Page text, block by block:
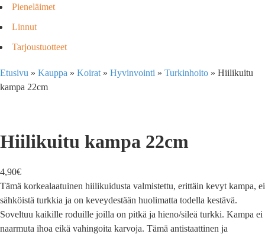
Pieneläimet
Linnut
Tarjoustuotteet
Etusivu » Kauppa » Koirat » Hyvinvointi » Turkinhoito » Hiilikuitu
kampa 22cm
Hiilikuitu kampa 22cm
4,90€
Tämä korkealaatuinen hiilikuidusta valmistettu, erittäin kevyt kampa, ei
sähköistä turkkia ja on keveydestään huolimatta todella kestävä.
Soveltuu kaikille roduille joilla on pitkä ja hieno/sileä turkki. Kampa ei
naarmuta ihoa eikä vahingoita karvoja. Tämä antistaattinen ja